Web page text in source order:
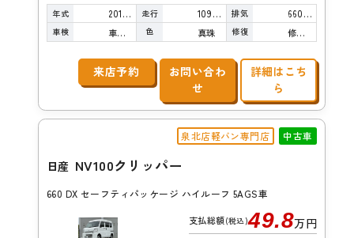
年式 2013年 走行 109,000km 排気 660cc
車検 車検整備付 色 真珠 修復 修復歴無し
来店予約
お問い合わ
せ
詳細はこち
ら
泉北店軽バン専門店 中古車
日産 NV100クリッパー
660 DX セーフティパッケージ ハイルーフ 5AGS車
支払総額(税込)49.8万円